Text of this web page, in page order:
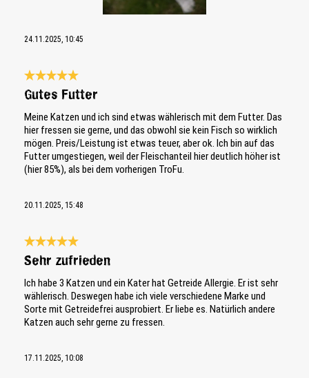
24.11.2025, 10:45
Bewertung mit 5 von 5 Sternen
Gutes Futter
Meine Katzen und ich sind etwas wählerisch mit dem Futter. Das
hier fressen sie gerne, und das obwohl sie kein Fisch so wirklich
mögen. Preis/Leistung ist etwas teuer, aber ok. Ich bin auf das
Futter umgestiegen, weil der Fleischanteil hier deutlich höher ist
(hier 85%), als bei dem vorherigen TroFu.
20.11.2025, 15:48
Bewertung mit 5 von 5 Sternen
Sehr zufrieden
Ich habe 3 Katzen und ein Kater hat Getreide Allergie. Er ist sehr
wählerisch. Deswegen habe ich viele verschiedene Marke und
Sorte mit Getreidefrei ausprobiert. Er liebe es. Natürlich andere
Katzen auch sehr gerne zu fressen.
17.11.2025, 10:08